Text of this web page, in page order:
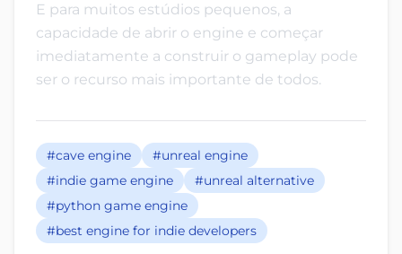
E para muitos estúdios pequenos, a
capacidade de abrir o engine e começar
imediatamente a construir o gameplay pode
ser o recurso mais importante de todos.
#cave engine
#unreal engine
#indie game engine
#unreal alternative
#python game engine
#best engine for indie developers